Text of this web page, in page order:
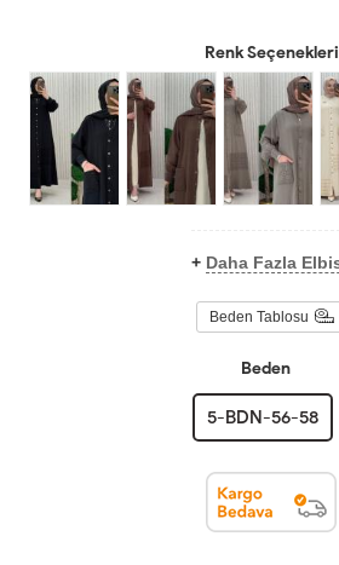
Renk Seçenekleri
+ Daha Fazla
Beden Tablosu
Beden
5-BDN-56-58